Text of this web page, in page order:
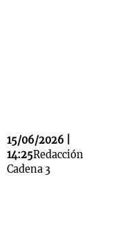
15/06/2026 |
14:25Redacción
Cadena 3